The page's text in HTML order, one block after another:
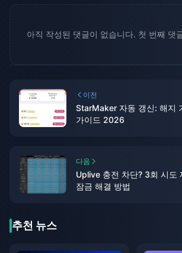
아직 작성된 댓글이 없습니다. 첫 번째 댓
이전
StarMaker 자동 갱신: 해지
가이드 2026
다음
Uplive 충전 차단? 3회 시도
잠금 해결 방법
추천 뉴스